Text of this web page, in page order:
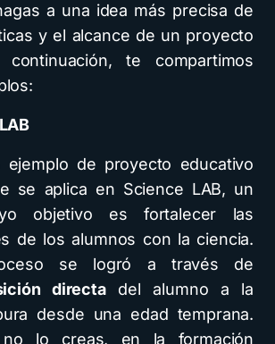
a una idea más precisa de
y el alcance de un proyecto
te compartimos
ejemplo de proyecto educativo
se aplica en Science LAB, un
objetivo es fortalecer las
de los alumnos con la ciencia.
se logró a través de
directadel alumno a la
desde una edad temprana.
no lo creas, en la formación